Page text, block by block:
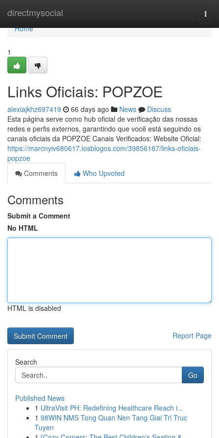
directmysocial
Home
Home
1
Links Oficiais: POPZOE
alexiajkhz697419 66 days ago News
Discuss
Esta página serve como hub oficial de verificação das nossas
redes e perfis externos, garantindo que você está seguindo os
canais oficiais da POPZOE Canais Verificados: Website Oficial:
https://marcnyiv680617.losblogos.com/39856187/links-oficiais-
popzoe
Comments
Who Upvoted
Comments
Submit a Comment
No HTML
HTML is disabled
Report Page
Search
Go
Published News
1 UltraVisit PH: Redefining Healthcare Reach i...
1 98WIN NMS Tong Quan Nen Tang Giai Tri Truc
Tuyen